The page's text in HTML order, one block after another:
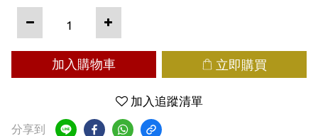
加入購物車 立即購買
加入追蹤清單
分享到